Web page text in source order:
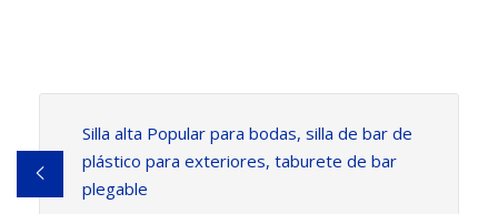
Silla alta Popular para bodas, silla de bar de
plástico para exteriores, taburete de bar
plegable